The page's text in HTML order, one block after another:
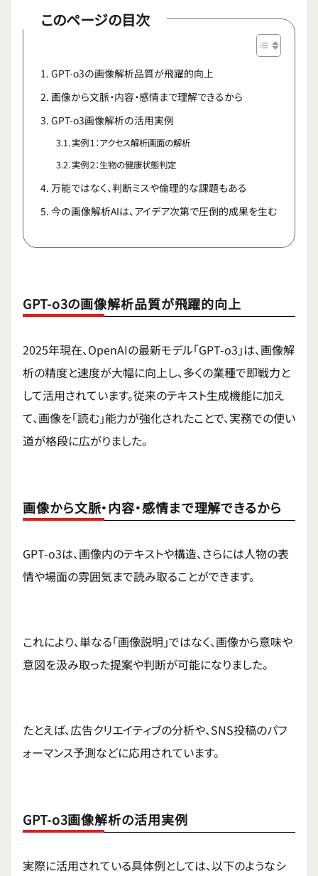
このページの目次
GPT-o3の画像解析品質が飛躍的向上
画像から文脈・内容・感情まで理解できるから
GPT-o3画像解析の活用実例
実例１：アクセス解析画面の解析
実例２：生物の健康状態判定
万能ではなく、判断ミスや倫理的な課題もある
今の画像解析AIは、アイデア次第で圧倒的成果を生む
GPT-o3の画像解析品質が飛躍的向上
2025年現在、OpenAIの最新モデル「GPT-o3」は、画像解
析の精度と速度が大幅に向上し、多くの業種で即戦力と
して活用されています。従来のテキスト生成機能に加え
て、画像を「読む」能力が強化されたことで、実務での使い
道が格段に広がりました。
画像から文脈・内容・感情まで理解できるから
GPT-o3は、画像内のテキストや構造、さらには人物の表
情や場面の雰囲気まで読み取ることができます。
これにより、単なる「画像説明」ではなく、画像から意味や
意図を汲み取った提案や判断が可能になりました。
たとえば、広告クリエイティブの分析や、SNS投稿のパフ
ォーマンス予測などに応用されています。
GPT-o3画像解析の活用実例
実際に活用されている具体例としては、以下のようなシ